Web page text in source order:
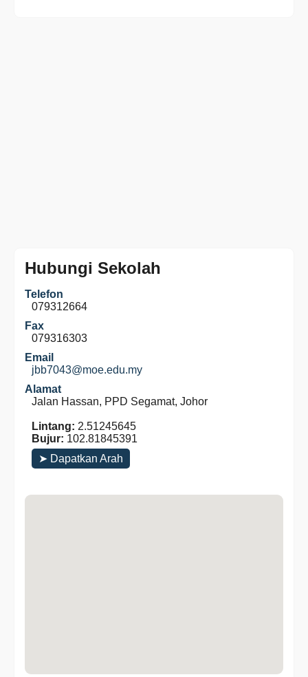
Hubungi Sekolah
Telefon
079312664
Fax
079316303
Email
jbb7043@moe.edu.my
Alamat
Jalan Hassan, PPD Segamat, Johor
Lintang: 2.51245645
Bujur: 102.81845391
➤ Dapatkan Arah